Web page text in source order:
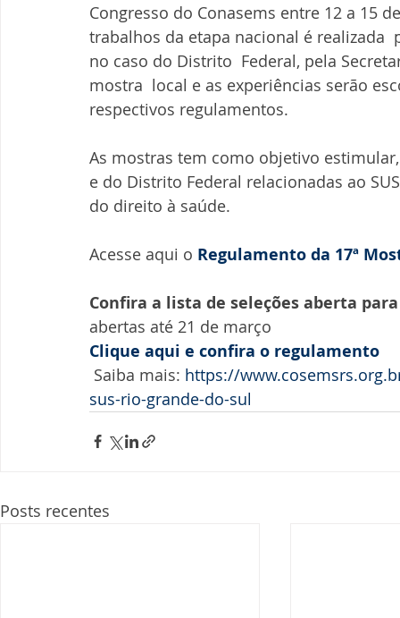
Congresso do Conasems entre 12 a 15
trabalhos da etapa nacional é realizada
no caso do Distrito  Federal, pela
mostra  local e as experiências serão
respectivos regulamentos.
As mostras tem como objetivo
e do Distrito Federal relacionadas ao
do direito à saúde.
Acesse aqui o Regulamento da 17ª
Confira a lista de seleções aberta
abertas até 21 de março
Clique aqui e confira o regulamento
Saiba mais: https://
sus-rio-grande-do-sul
Posts recentes